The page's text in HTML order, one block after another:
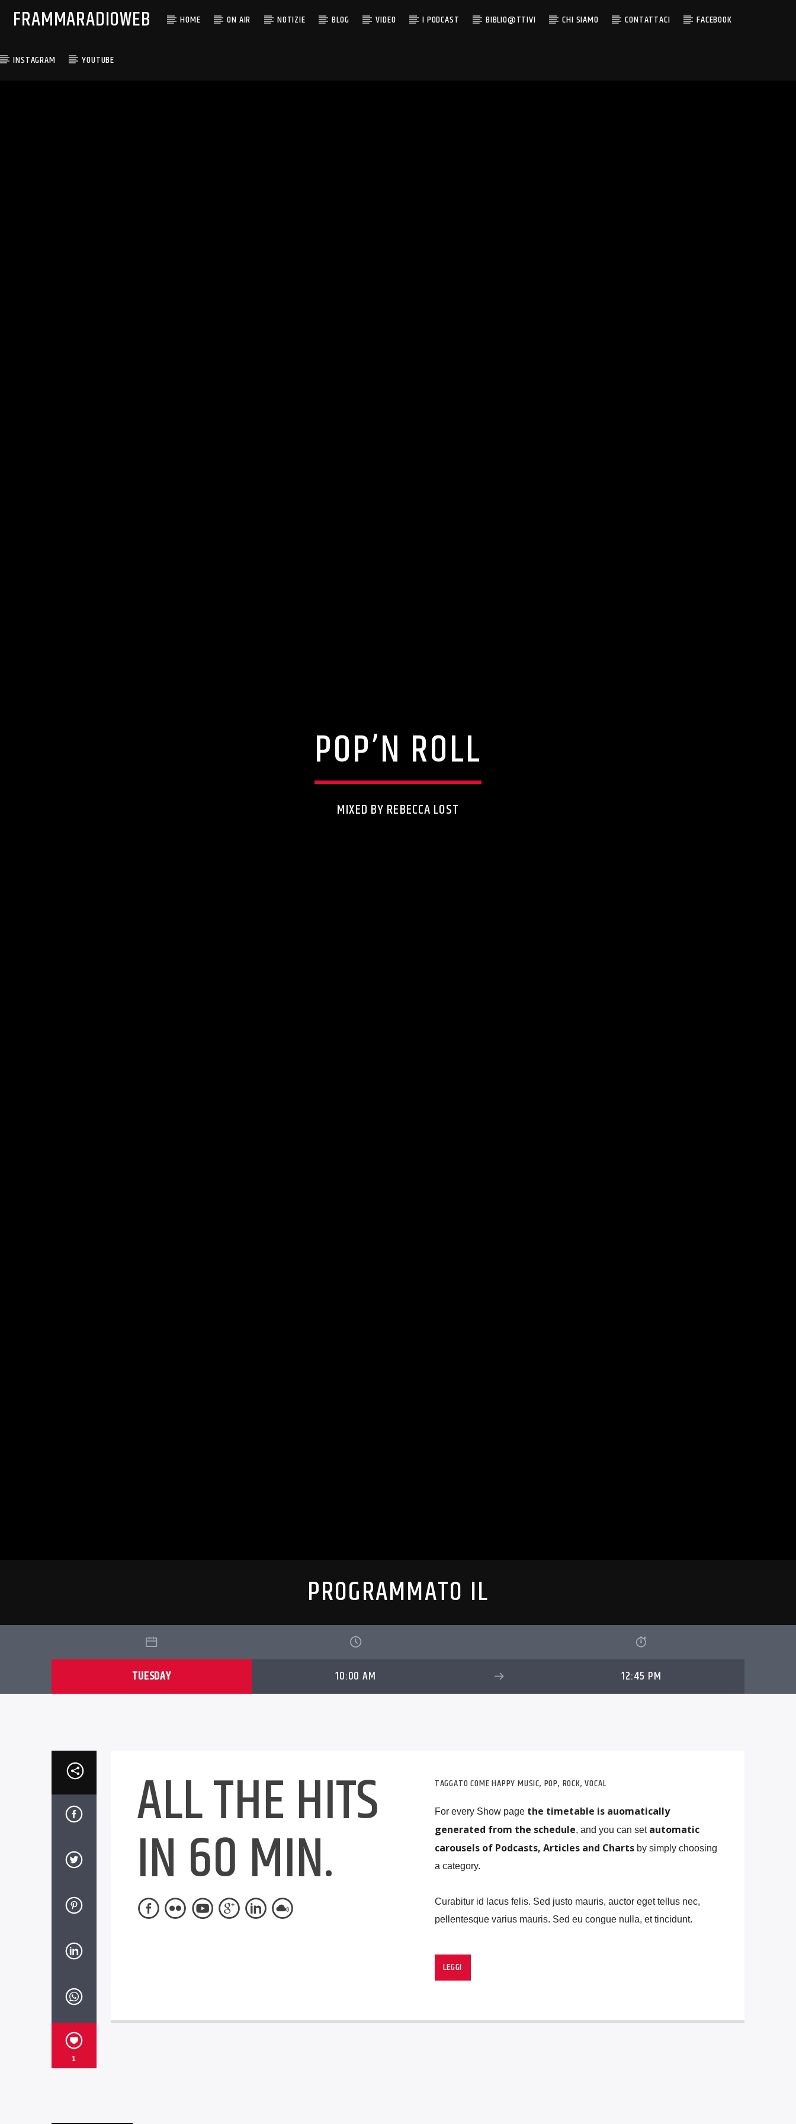
FRAMMARADIOWEB HOME ON AIR NOTIZIE BLOG VIDEO I PODCAST BIBLIO@TTIVI CHI SIAMO CONTATTACI FACEBOOK
INSTAGRAM YOUTUBE
POP’N ROLL
MIXED BY REBECCA LOST
PROGRAMMATO IL
TUESDAY 10:00 AM 12:45 PM
1
ALL THE HITS
IN 60 MIN.
TAGGATO COMEHAPPY MUSIC, POP, ROCK,VOCAL
For every Show pagethe timetable is auomatically
generated from the schedule, and you can set automatic
carousels of Podcasts, Articles and Chartsby simply choosing
a category.
Curabitur id lacus felis. Sed justo mauris, auctor eget tellus nec,
pellentesque varius mauris. Sed eu congue nulla, et tincidunt.
imperdiet pretium nibh at aliquam. Cras vestibulum magna vel ante
tristique commodo. Maecenas hendrerit dolor sed lectus
erat a, sagittis sapien. Vestibulum tempor tempus convallis. Integer
LEGGI